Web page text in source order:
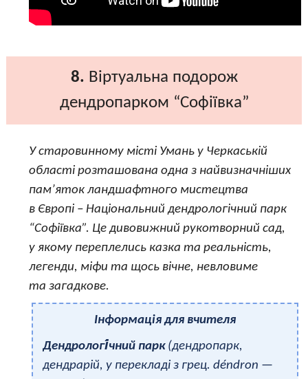
8. Віртуальна подорож
дендропарком “Софіївка”
У старовинному місті Умань у Черкаській
області розташована одна з найвизначніших
пам’яток ландшафтного мистецтва
в Європі – Національний дендрологічний парк
“Софіївка”. Це дивовижний рукотворний сад,
у якому переплелись казка та реальність,
легенди, міфи та щось вічне, невловиме
та загадкове.
Інформація для вчителя
Дендрологі́чний парк(дендропарк,
дендрарій, у перекладі з грец. déndron —